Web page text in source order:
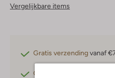
Vergelijkbare items
Gratis verzendingvanaf
Gratis retourneren